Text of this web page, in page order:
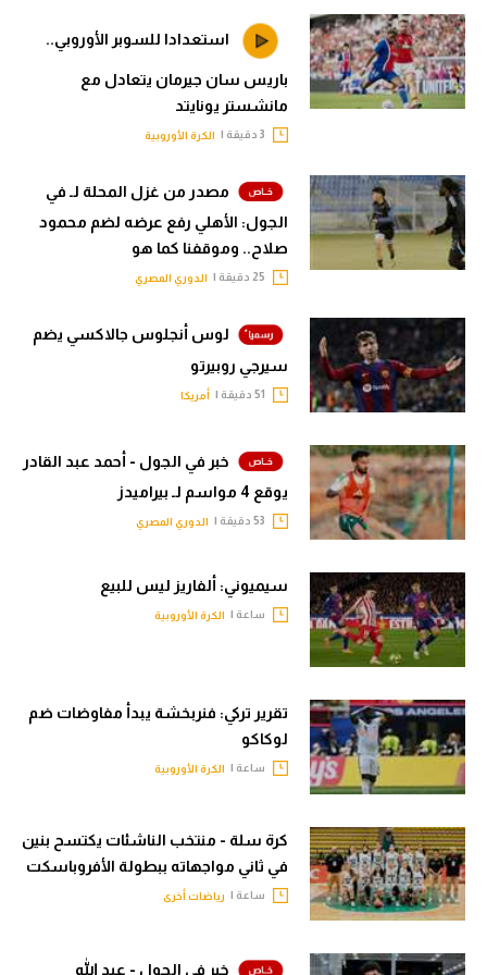
استعدادا للسوبر الأوروبي..
باريس سان جيرمان يتعادل مع
مانشستر يونايتد
الكرة الأوروبية
مصدر من غزل المحلة لـ في
الجول: الأهلي رفع عرضه لضم محمود
صلاح.. وموقفنا كما هو
الدوري المصري
لوس أنجلوس جالاكسي يضم
سيرجي روبيرتو
أمريكا
خبر في الجول - أحمد عبد القادر
يوقع 4 مواسم لـ بيراميدز
الدوري المصري
سيميوني: ألفاريز ليس للبيع
ساعة | الكرة الأوروبية
تقرير تركي: فنربخشة يبدأ مفاوضات ضم
لوكاكو
ساعة | الكرة الأوروبية
كرة سلة - منتخب الناشئات يكتسح بنين
في ثاني مواجهاته ببطولة الأفروباسكت
ساعة | رياضات أخرى
خبر في الجول - عبد الله